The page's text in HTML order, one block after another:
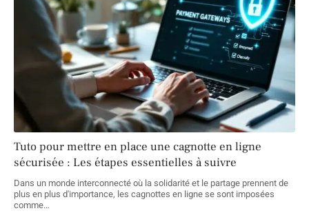
Tuto pour mettre en place une cagnotte en ligne
sécurisée : Les étapes essentielles à suivre
Dans un monde interconnecté où la solidarité et le partage prennent de
plus en plus d'importance, les cagnottes en ligne se sont imposées
comme…